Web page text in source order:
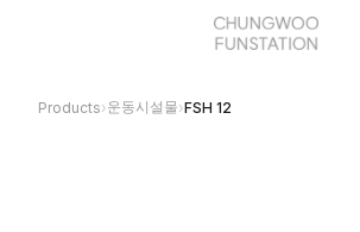
Products›운동시설물›FSH 12